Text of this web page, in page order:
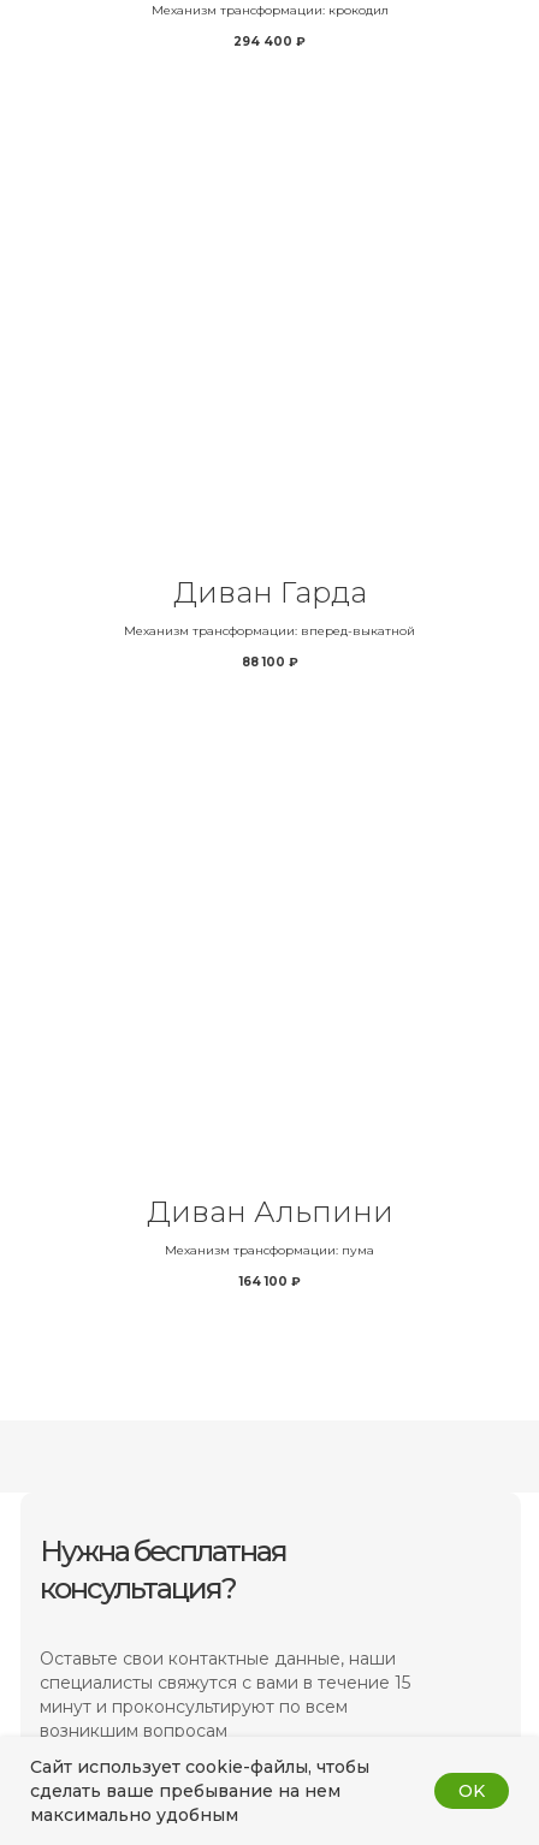
Сайт использует cookie-файлы, чтобы
сделать ваше пребывание на нем
максимально удобным
OK
Механизм трансформации: крокодил
294 400 ₽
Диван Гарда
Механизм трансформации: вперед-выкатной
88 100 ₽
Диван Альпини
Механизм трансформации: пума
164 100 ₽
Нужна бесплатная
консультация?
Оставьте свои контактные данные, наши
специалисты свяжутся с вами в течение 15
минут и проконсультируют по всем
возникшим вопросам